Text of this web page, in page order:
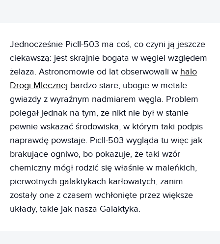
Jednocześnie PicII-503 ma coś, co czyni ją jeszcze
ciekawszą: jest skrajnie bogata w węgiel względem
żelaza. Astronomowie od lat obserwowali w halo
Drogi Mlecznej bardzo stare, ubogie w metale
gwiazdy z wyraźnym nadmiarem węgla. Problem
polegał jednak na tym, że nikt nie był w stanie
pewnie wskazać środowiska, w którym taki podpis
naprawdę powstaje. PicII-503 wygląda tu więc jak
brakujące ogniwo, bo pokazuje, że taki wzór
chemiczny mógł rodzić się właśnie w maleńkich,
pierwotnych galaktykach karłowatych, zanim
zostały one z czasem wchłonięte przez większe
układy, takie jak nasza Galaktyka.